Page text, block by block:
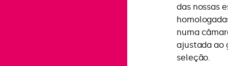
das nossas
numa
ajustada ao
seleção.